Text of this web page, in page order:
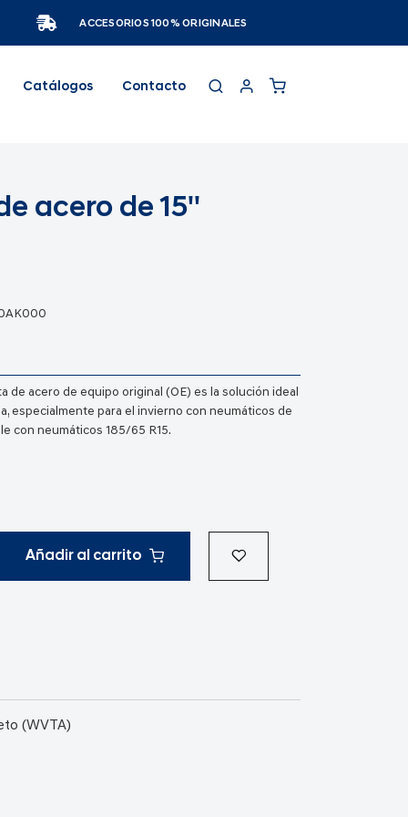
ACCESORIOS 100% ORIGINALES
Catálogos Contacto
acero de 15''
de acero de equipo original (OE) es la solución ideal
especialmente para el invierno con neumáticos de
con neumáticos 185/65 R15.
Añadir al carrito
(WVTA)